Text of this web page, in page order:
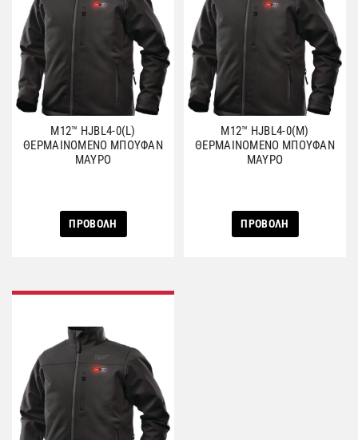
M12™ HJBL4-0(L)
ΘΕΡΜΑΙΝΟΜΕΝΟ ΜΠΟΥΦΑΝ
ΜΑΥΡΟ
ΠΡΟΒΟΛΗ
M12™ HJBL4-0(M)
ΘΕΡΜΑΙΝΟΜΕΝΟ ΜΠΟΥΦΑΝ
ΜΑΥΡΟ
ΠΡΟΒΟΛΗ